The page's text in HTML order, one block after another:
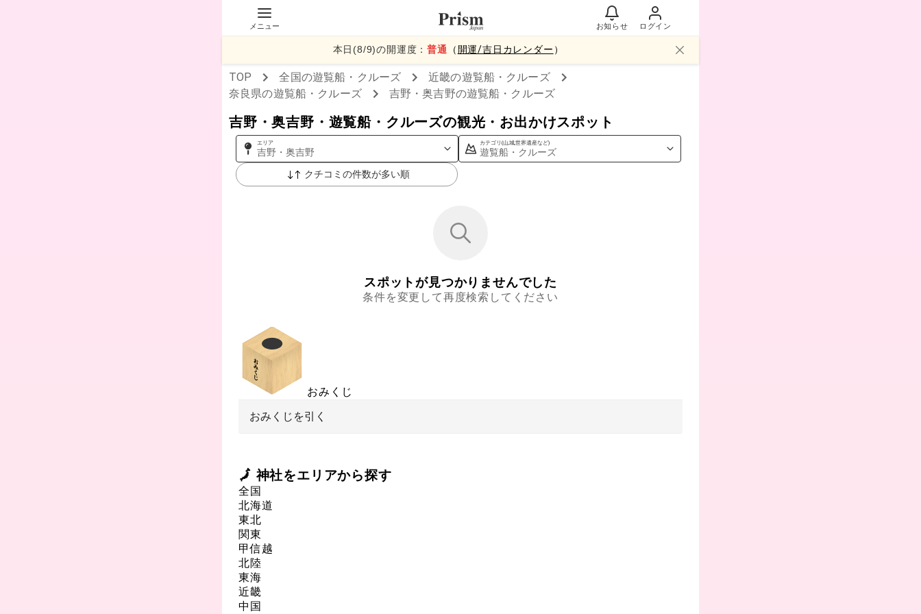
メニュー お知らせ ログイン
本日(8/9)の開運度：普通 （ 開運/吉日カレンダー ）
TOP 全国の遊覧船・クルーズ 近畿の遊覧船・クルーズ
奈良県の遊覧船・クルーズ 吉野・奥吉野の遊覧船・クルーズ
吉野・奥吉野・遊覧船・クルーズの観光・お出かけスポット
エリア
吉野・奥吉野
カテゴリ(山,城,世界遺産など)
遊覧船・クルーズ
クチコミの件数が多い順
スポットが見つかりませんでした
条件を変更して再度検索してください
おみくじ
おみくじを引く
🗾 神社をエリアから探す
全国
北海道
東北
関東
甲信越
北陸
東海
近畿
中国